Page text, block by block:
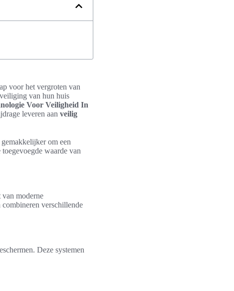
voor het vergroten van
van hun huis
Voor Veiligheid In
leveren aan veilig
om een
waarde van
moderne
combineren verschillende
Deze systemen